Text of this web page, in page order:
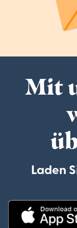
Mit
Laden